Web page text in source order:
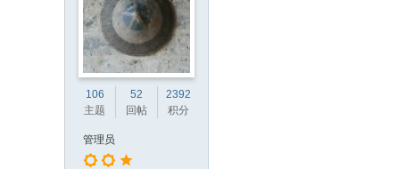
106
主题
52
回帖
2392
积分
管理员